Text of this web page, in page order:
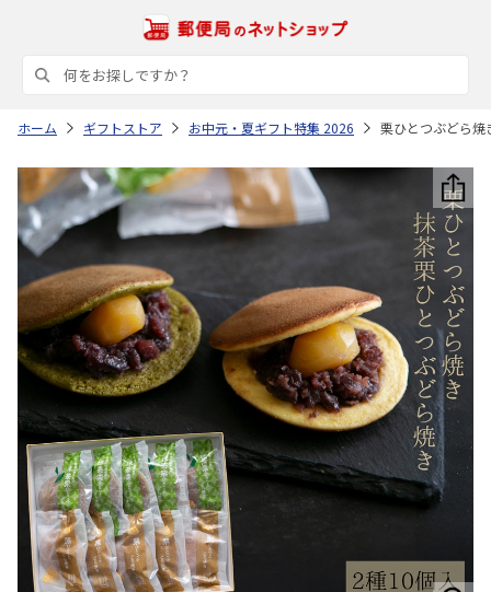
ホーム ギフトストア お中元・夏ギフト特集 2026 栗ひとつぶどら